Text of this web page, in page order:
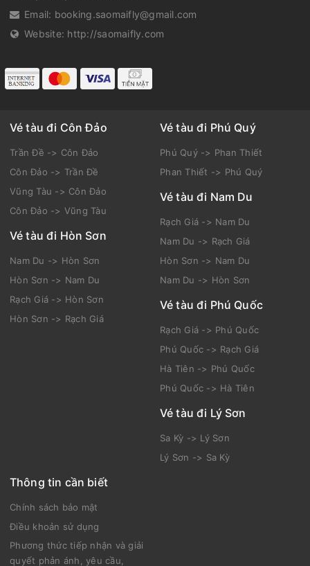
Email: booking.saomaifly@gmail.com
Website: http://saomaifly.com
Vé tàu đi Côn Đảo
Trần Đề -> Côn Đảo
Côn Đảo -> Trần Đề
Vũng Tàu -> Côn Đảo
Côn Đảo -> Vũng Tàu
Vé tàu đi Hòn Sơn
Nam Du -> Hòn Sơn
Hòn Sơn -> Nam Du
Rạch Giá -> Hòn Sơn
Hòn Sơn -> Rạch Giá
Vé tàu đi Phú Quý
Phú Quý -> Phan Thiết
Phan Thiết -> Phú Quý
Vé tàu đi Nam Du
Rạch Giá -> Nam Du
Nam Du -> Rạch Giá
Hòn Sơn -> Nam Du
Nam Du -> Hòn Sơn
Vé tàu đi Phú Quốc
Rạch Giá -> Phú Quốc
Phú Quốc -> Rạch Giá
Hà Tiên -> Phú Quốc
Phú Quốc -> Hà Tiên
Vé tàu đi Lý Sơn
Sa Kỳ -> Lý Sơn
Lý Sơn -> Sa Kỳ
Thông tin cần biết
Chính sách bảo mật
Điều khoản sử dụng
Phương thức tiếp nhận và giải
quyết phản ánh, yêu cầu,